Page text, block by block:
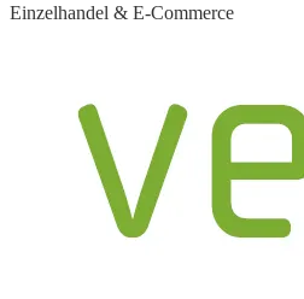
Einzelhandel & E-Commerce